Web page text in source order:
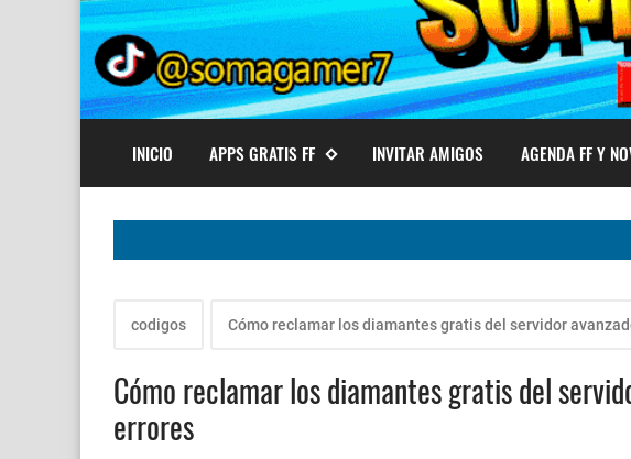
INICIO APPS GRATIS FF INVITAR AMIGOS AGENDA FF Y
codigos Cómo reclamar los diamantes gratis del servidor
Cómo reclamar los diamantes gratis del
errores